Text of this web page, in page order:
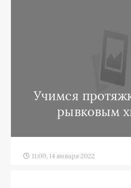
Учимся
рывковым
11:00, 14 января 2022